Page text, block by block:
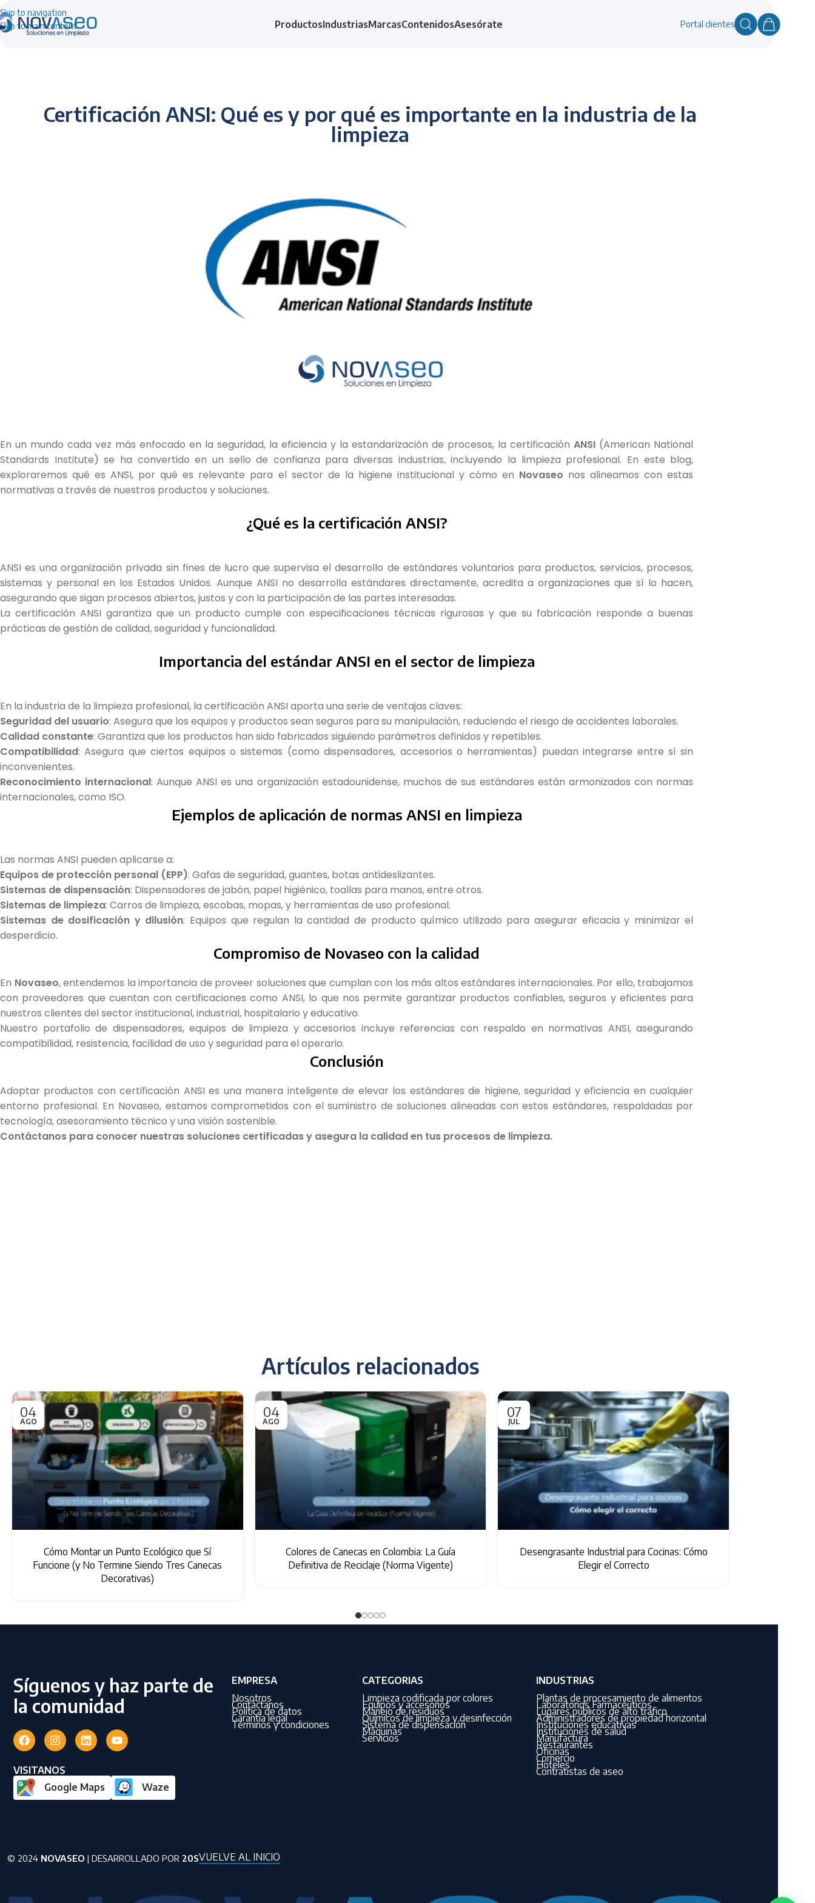
Skip to navigation
Skip to main content
ProductosIndustriasMarcasContenidosAsesórate Portal clientes
Certificación ANSI: Qué es y por qué es importante en la industria de la
limpieza
En un mundo cada vez más enfocado en la seguridad, la eficiencia y la estandarización de procesos, la certificaciónANSI (American National
Standards Institute) se ha convertido en un sello de confianza para diversas industrias, incluyendo la limpieza profesional. En este blog,
exploraremos qué es ANSI, por qué es relevante para el sector de la higiene institucional y cómo en Novaseo nos alineamos con estas
normativas a través de nuestros productos y soluciones.
¿Qué es la certificación ANSI?
ANSI es una organización privada sin fines de lucro que supervisa el desarrollo de estándares voluntarios para productos, servicios, procesos,
sistemas y personal en los Estados Unidos. Aunque ANSI no desarrolla estándares directamente, acredita a organizaciones que sí lo hacen,
asegurando que sigan procesos abiertos, justos y con la participación de las partes interesadas.
La certificación ANSI garantiza que un producto cumple con especificaciones técnicas rigurosas y que su fabricación responde a buenas
prácticas de gestión de calidad, seguridad y funcionalidad.
Importancia del estándar ANSI en el sector de limpieza
En la industria de la limpieza profesional, la certificación ANSI aporta una serie de ventajas claves:
Seguridad del usuario: Asegura que los equipos y productos sean seguros para su manipulación, reduciendo el riesgo de accidentes laborales.
Calidad constante: Garantiza que los productos han sido fabricados siguiendo parámetros definidos y repetibles.
Compatibilidad: Asegura que ciertos equipos o sistemas (como dispensadores, accesorios o herramientas) puedan integrarse entre sí sin
inconvenientes.
Reconocimiento internacional: Aunque ANSI es una organización estadounidense, muchos de sus estándares están armonizados con normas
internacionales, como ISO.
Ejemplos de aplicación de normas ANSI en limpieza
Las normas ANSI pueden aplicarse a:
Equipos de protección personal (EPP): Gafas de seguridad, guantes, botas antideslizantes.
Sistemas de dispensación: Dispensadores de jabón, papel higiénico, toallas para manos, entre otros.
Sistemas de limpieza: Carros de limpieza, escobas, mopas, y herramientas de uso profesional.
Sistemas de dosificación y dilusión: Equipos que regulan la cantidad de producto químico utilizado para asegurar eficacia y minimizar el
desperdicio.
Compromiso de Novaseo con la calidad
En Novaseo, entendemos la importancia de proveer soluciones que cumplan con los más altos estándares internacionales. Por ello, trabajamos
con proveedores que cuentan con certificaciones como ANSI, lo que nos permite garantizar productos confiables, seguros y eficientes para
nuestros clientes del sector institucional, industrial, hospitalario y educativo.
Nuestro portafolio de dispensadores, equipos de limpieza y accesorios incluye referencias con respaldo en normativas ANSI, asegurando
compatibilidad, resistencia, facilidad de uso y seguridad para el operario.
Conclusión
Adoptar productos con certificación ANSI es una manera inteligente de elevar los estándares de higiene, seguridad y eficiencia en cualquier
entorno profesional. En Novaseo, estamos comprometidos con el suministro de soluciones alineadas con estos estándares, respaldadas por
tecnología, asesoramiento técnico y una visión sostenible.
Contáctanos para conocer nuestras soluciones certificadas y asegura la calidad en tus procesos de limpieza.
Artículos relacionados
04
AGO
Cómo Montar un Punto Ecológico que Sí
Funcione (y No Termine Siendo Tres Canecas
Decorativas)
04
AGO
Colores de Canecas en Colombia: La Guía
Definitiva de Reciclaje (Norma Vigente)
07
JUL
Desengrasante Industrial para Cocinas: Cómo
Elegir el Correcto
Síguenos y haz parte de
la comunidad
VISITANOS
Google Maps
Waze
EMPRESA
Nosotros
Contáctanos
Política de datos
Garantía legal
Términos y condiciones
CATEGORIAS
Limpieza codificada por colores
Equipos y accesorios
Manejo de residuos
Químicos de limpieza y desinfección
Sistema de dispensación
Máquinas
Servicios
INDUSTRIAS
Plantas de procesamiento de alimentos
Laboratorios Farmacéuticos
Lugares públicos de alto tráfico
Administradores de propiedad horizontal
Instituciones educativas
Instituciones de salud
Manufactura
Restaurantes
Oficinas
Comercio
Hoteles
Contratistas de aseo
© 2024 NOVASEO | DESARROLLADO POR 20SVUELVE AL INICIO